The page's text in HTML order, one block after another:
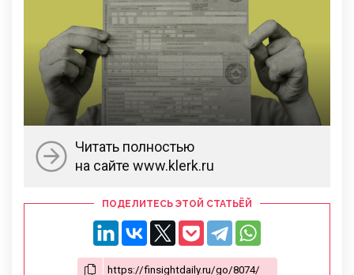
Читать полностью
на сайте www.klerk.ru
ПОДЕЛИТЕСЬ ЭТОЙ СТАТЬЁЙ